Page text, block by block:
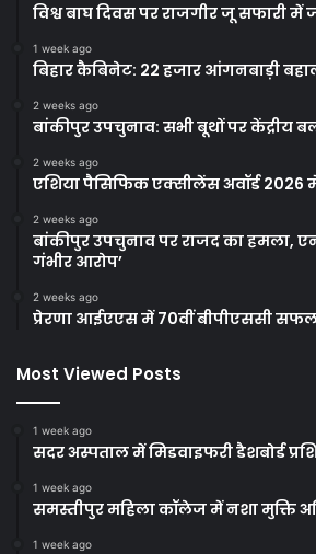
विश्व बाघ दिवस पर राजगीर जू सफारी में
1 week ago
बिहार कैबिनेट: 22 हजार आंगनबाड़ी
2 weeks ago
बांकीपुर उपचुनाव: सभी बूथों पर केंद्रीय
2 weeks ago
एशिया पैसिफिक एक्सीलेंस अवॉर्ड 2026
2 weeks ago
बांकीपुर उपचुनाव पर राजद का हमला,
गंभीर आरोप’
2 weeks ago
प्रेरणा आईएएस में 70वीं बीपीएससी सफल
Most Viewed Posts
1 week ago
सदर अस्पताल में मिडवाइफरी डैशबोर्ड
1 week ago
समस्तीपुर महिला कॉलेज में नशा मुक्ति
1 week ago